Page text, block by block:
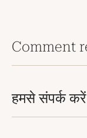
Comment
हमसे संपर्क करें